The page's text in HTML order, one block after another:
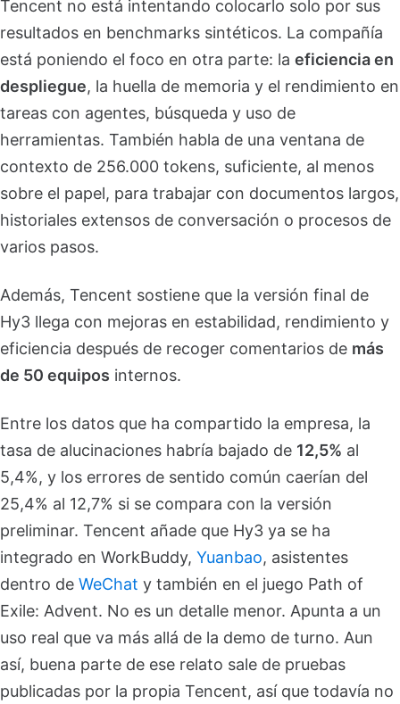
Tencent no está intentando colocarlo solo por sus
resultados en benchmarks sintéticos. La compañía
está poniendo el foco en otra parte: la eficiencia en
despliegue, la huella de memoria y el rendimiento en
tareas con agentes, búsqueda y uso de
herramientas. También habla de una ventana de
contexto de 256.000 tokens, suficiente, al menos
sobre el papel, para trabajar con documentos largos,
historiales extensos de conversación o procesos de
varios pasos.
Además, Tencent sostiene que la versión final de
Hy3 llega con mejoras en estabilidad, rendimiento y
eficiencia después de recoger comentarios de más
de 50 equipos internos.
Entre los datos que ha compartido la empresa, la
tasa de alucinaciones habría bajado de 12,5% al
5,4%, y los errores de sentido común caerían del
25,4% al 12,7% si se compara con la versión
preliminar. Tencent añade que Hy3 ya se ha
integrado en WorkBuddy, Yuanbao, asistentes
dentro de WeChat y también en el juego Path of
Exile: Advent. No es un detalle menor. Apunta a un
uso real que va más allá de la demo de turno. Aun
así, buena parte de ese relato sale de pruebas
publicadas por la propia Tencent, así que todavía no